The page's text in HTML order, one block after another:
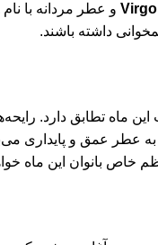
Virgo و عطر مردانه با نام
داشته باشند.
تطابق دارد.
به عطر عمق و پایداری